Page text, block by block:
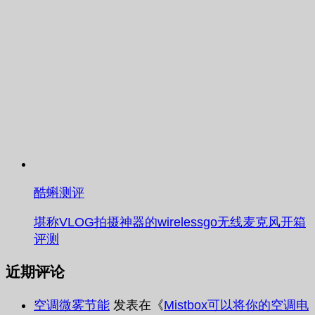
酷蝌测评
堪称VLOG拍摄神器的wirelessgo无线麦克风开箱
评测
近期评论
空调微雾节能 发表在《Mistbox可以将你的空调电